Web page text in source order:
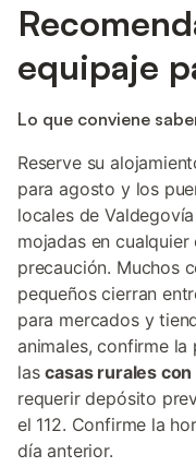
equipaje
Lo que conviene
Reserve su
para agosto y los
locales de
mojadas en
precaución. Muchos
pequeños cierran
para mercados y
animales, confirme
lascasas rurales
requerir depósito
el 112. Confirme la
día anterior.